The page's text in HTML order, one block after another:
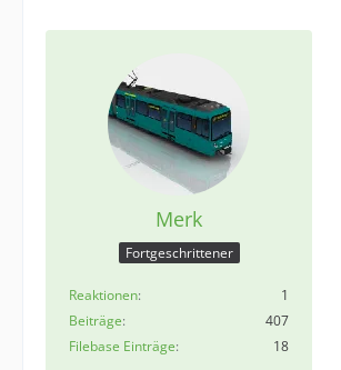
Merk
Fortgeschrittener
Reaktionen
1
Beiträge
407
Filebase Einträge
18